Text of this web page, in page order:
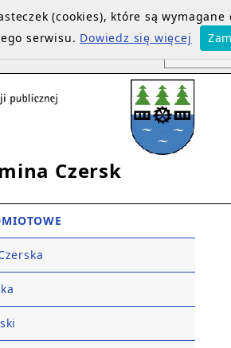
Czersk
(cookies), które są
serwisu. Dowiedz się więcej